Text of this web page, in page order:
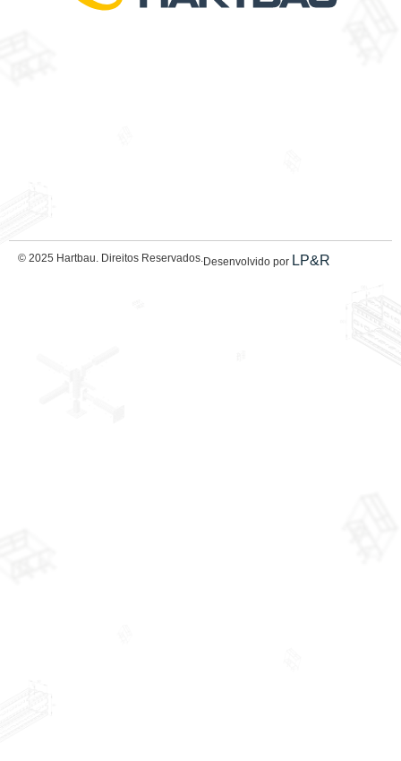
© 2025 Hartbau. Direitos Reservados.Desenvolvido por LP&R